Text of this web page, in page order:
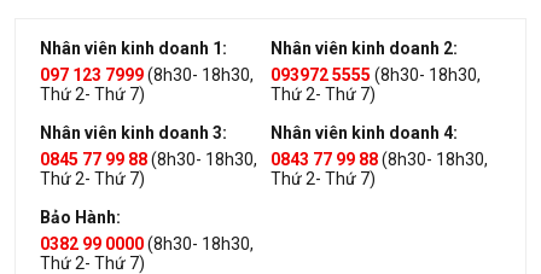
Nhân viên kinh doanh 1:
097 123 7999(8h30- 18h30,
Thứ 2- Thứ 7)
Nhân viên kinh doanh 2:
093972 5555 (8h30- 18h30,
Thứ 2- Thứ 7)
Nhân viên kinh doanh 3:
0845 77 99 88(8h30- 18h30,
Thứ 2- Thứ 7)
Nhân viên kinh doanh 4:
0843 77 99 88(8h30- 18h30,
Thứ 2- Thứ 7)
Bảo Hành:
0382 99 0000(8h30- 18h30,
Thứ 2- Thứ 7)